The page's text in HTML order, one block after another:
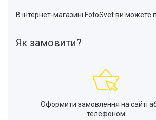
В інтернет-магазині FotoSvet ви можете
Як замовити?
Оформити замовлення на сайті
телефоном